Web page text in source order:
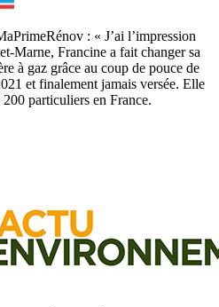
: « J’ai l’impression
Marne, Francine a fait changer sa
à gaz grâce au coup de pouce de
et finalement jamais versée. Elle
particuliers en France.